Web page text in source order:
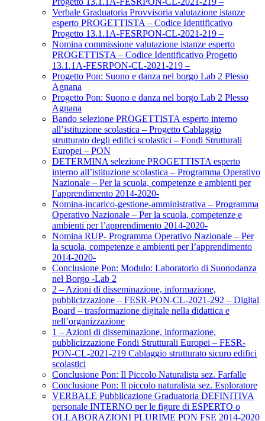
Verbale Graduatoria Provvisoria valutazione istanze
esperto PROGETTISTA – Codice Identificativo
Progetto 13.1.1A-FESRPON-CL-2021-219 –
Nomina commissione valutazione istanze esperto
PROGETTISTA – Codice Identificativo Progetto
13.1.1A-FESRPON-CL-2021-219 –
Progetto Pon: Suono e danza nel borgo Lab 2 Plesso
Agnana
Progetto Pon: Suono e danza nel borgo Lab 2 Plesso
Agnana
Bando selezione PROGETTISTA esperto interno
all’istituzione scolastica – Progetto Cablaggio
strutturato degli edifici scolastici – Fondi Strutturali
Europei – PON
DETERMINA selezione PROGETTISTA esperto
interno all’istituzione scolastica – Programma Operativo
Nazionale – Per la scuola, competenze e ambienti per
l’apprendimento 2014-2020-
Nomina-incarico-gestione-amministrativa – Programma
Operativo Nazionale – Per la scuola, competenze e
ambienti per l’apprendimento 2014-2020-
Nomina RUP- Programma Operativo Nazionale – Per
la scuola, competenze e ambienti per l’apprendimento
2014-2020-
Conclusione Pon: Modulo: Laboratorio di Suonodanza
nel Borgo -Lab 2
2 – Azioni di disseminazione, informazione,
pubblicizzazione – FESR-PON-CL-2021-292 – Digital
Board – trasformazione digitale nella didattica e
nell’organizzazione
1 – Azioni di disseminazione, informazione,
pubblicizzazione Fondi Strutturali Europei – FESR-
PON-CL-2021-219 Cablaggio strutturato sicuro edifici
scolastici
Conclusione Pon: Il Piccolo Naturalista sez. Farfalle
Conclusione Pon: Il piccolo naturalista sez. Esploratore
VERBALE Pubblicazione Graduatoria DEFINITIVA
personale INTERNO per le figure di ESPERTO o
OLLABORAZIONI PLURIME PON FSE 2014-2020